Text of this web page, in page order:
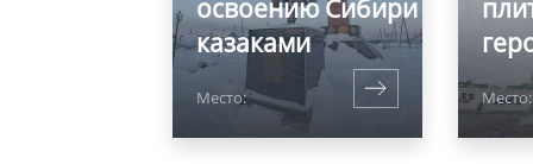
освоению Сибири
казаками
Место: Место: